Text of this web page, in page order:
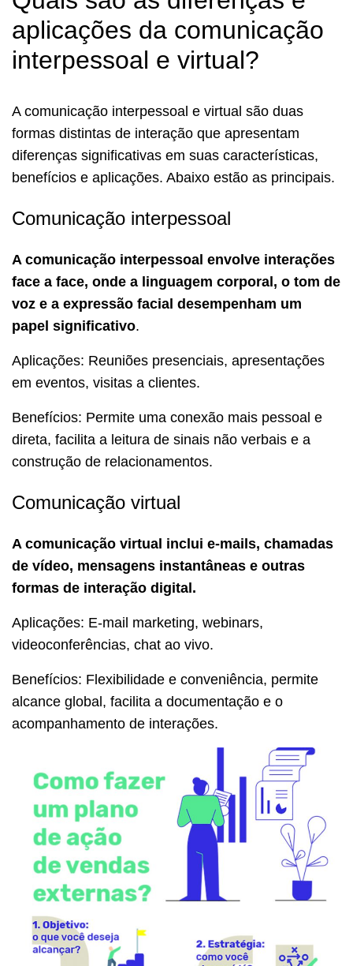
aplicações da comunicação
interpessoal e virtual?
A comunicação interpessoal e virtual são duas
formas distintas de interação que apresentam
diferenças significativas em suas características,
benefícios e aplicações. Abaixo estão as principais.
Comunicação interpessoal
A comunicação interpessoal envolve interações
face a face, onde a linguagem corporal, o tom de
voz e a expressão facial desempenham um
papel significativo.
Aplicações: Reuniões presenciais, apresentações
em eventos, visitas a clientes.
Benefícios: Permite uma conexão mais pessoal e
direta, facilita a leitura de sinais não verbais e a
construção de relacionamentos.
Comunicação virtual
A comunicação virtual inclui e-mails, chamadas
de vídeo, mensagens instantâneas e outras
formas de interação digital.
Aplicações: E-mail marketing, webinars,
videoconferências, chat ao vivo.
Benefícios: Flexibilidade e conveniência, permite
alcance global, facilita a documentação e o
acompanhamento de interações.